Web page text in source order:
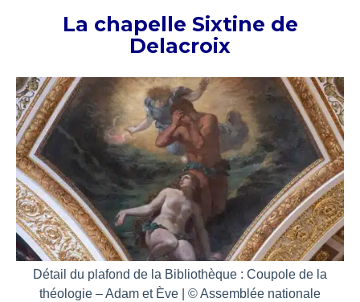
La chapelle Sixtine de
Delacroix
Détail du plafond de la Bibliothèque : Coupole de la
théologie – Adam et Ève | © Assemblée nationale